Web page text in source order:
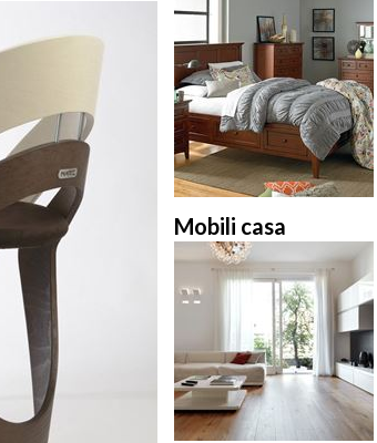
Mobili casa